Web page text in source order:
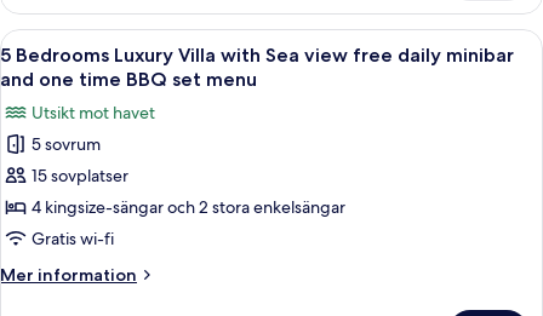
minibar
and
one
time
BBQ
set
menu
Bedrooms
Villa
with
Sea
free
daily
minibar
and
one
BBQ
set
menu
Öppna
alla
för
5
Bedrooms
Luxury
Villa
with
Sea
En modern infinitypool med fri
15
5 Bedrooms Luxury Villa with Sea view free daily minibar
and one time BBQ set menu
Utsikt mot havet
5 sovrum
15 sovplatser
4 kingsize-sängar och 2 stora enkelsängar
Gratis wi-fi
Mer information
Mer